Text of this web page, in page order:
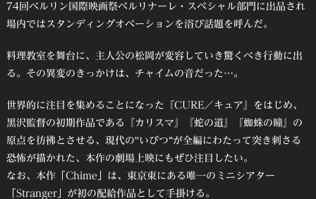
74回ベルリン国際映画祭ベルリナーレ・スペシャル部門に出品され
場内ではスタンディングオベーションを浴び話題を呼んだ。
料理教室を舞台に、主人公の松岡が変容していき驚くべき行動に出
る。その異変のきっかけは、チャイムの音だった…。
世界的に注目を集めることになった『CURE／キュア』をはじめ、
黒沢監督の初期作品である『カリスマ』『蛇の道』『蜘蛛の瞳』の
原点を彷彿とさせる、現代の‟いびつ“が全編にわたって突き刺さる
恐怖が描かれた、本作の劇場上映にもぜひ注目したい。
なお、本作「Chime」は、東京東にある唯一のミニシアター
「Stranger」が初の配給作品として手掛ける。